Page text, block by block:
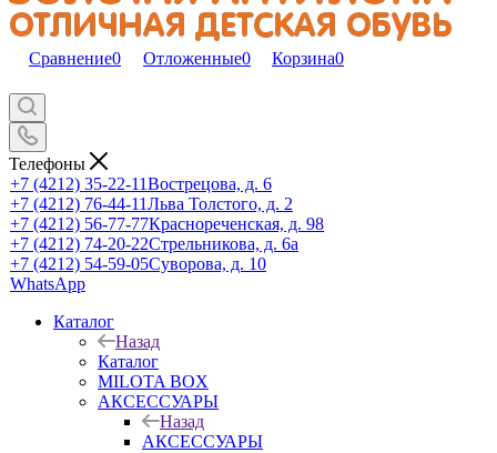
Сравнение0 Отложенные0 Корзина0
Телефоны
+7 (4212) 35-22-11Вострецова, д. 6
+7 (4212) 76-44-11Льва Толстого, д. 2
+7 (4212) 56-77-77Краснореченская, д. 98
+7 (4212) 74-20-22Стрельникова, д. 6а
+7 (4212) 54-59-05Суворова, д. 10
WhatsApp
Каталог
Назад
Каталог
MILOTA BOX
АКСЕССУАРЫ
Назад
АКСЕССУАРЫ